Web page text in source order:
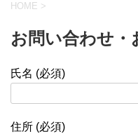
HOME >
お問い合わせ・
氏名 (必須)
住所 (必須)